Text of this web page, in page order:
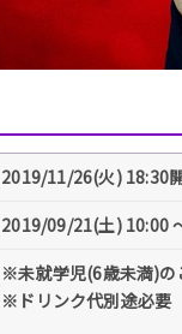
2019/11/26(火) 18:30
2019/09/21(土) 10:00
※未就学児(6歳未満)の
※ドリンク代別途必要